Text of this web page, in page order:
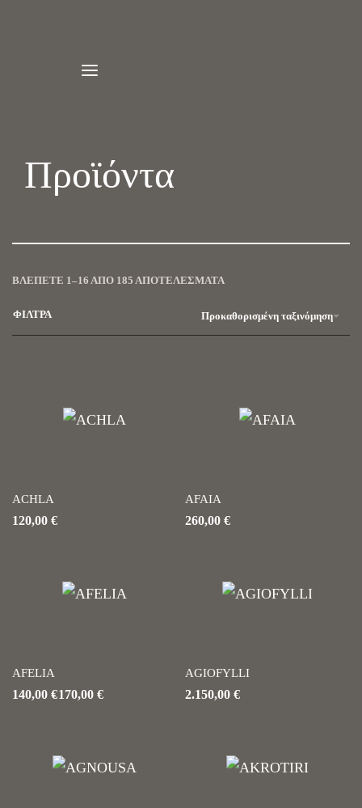
Προϊόντα
ΒΛΈΠΕΤΕ 1–16 ΑΠΌ 185 ΑΠΟΤΕΛΈΣΜΑΤΑ
Προκαθορισμένη ταξινόμηση
ΦΙΛΤΡΑ
ACHLA
120,00 €
AFAIA
260,00 €
AFELIA
140,00 €170,00€
AGIOFYLLI
2.150,00 €